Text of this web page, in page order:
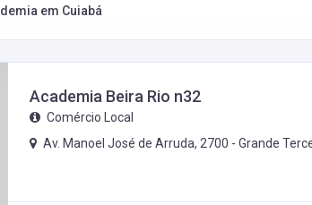
em Cuiabá
Academia Beira Rio n32
Comércio Local
Av. Manoel José de Arruda, 2700 - Grande